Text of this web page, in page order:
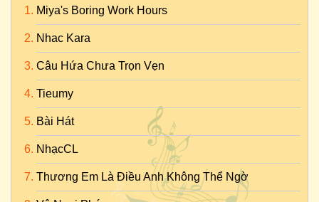
Miya's Boring Work Hours
Nhac Kara
Câu Hứa Chưa Trọn Vẹn
Tieumy
Bài Hát
NhạcCL
Thương Em Là Điều Anh Không Thể Ngờ